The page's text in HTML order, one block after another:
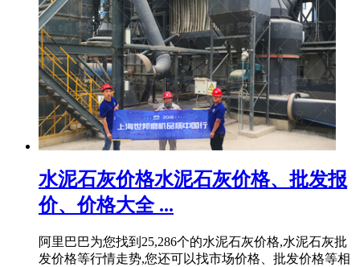
水泥石灰价格水泥石灰价格、批发报
价、价格大全 ...
阿里巴巴为您找到25,286个的水泥石灰价格,水泥石灰批
发价格等行情走势,您还可以找市场价格、批发价格等相